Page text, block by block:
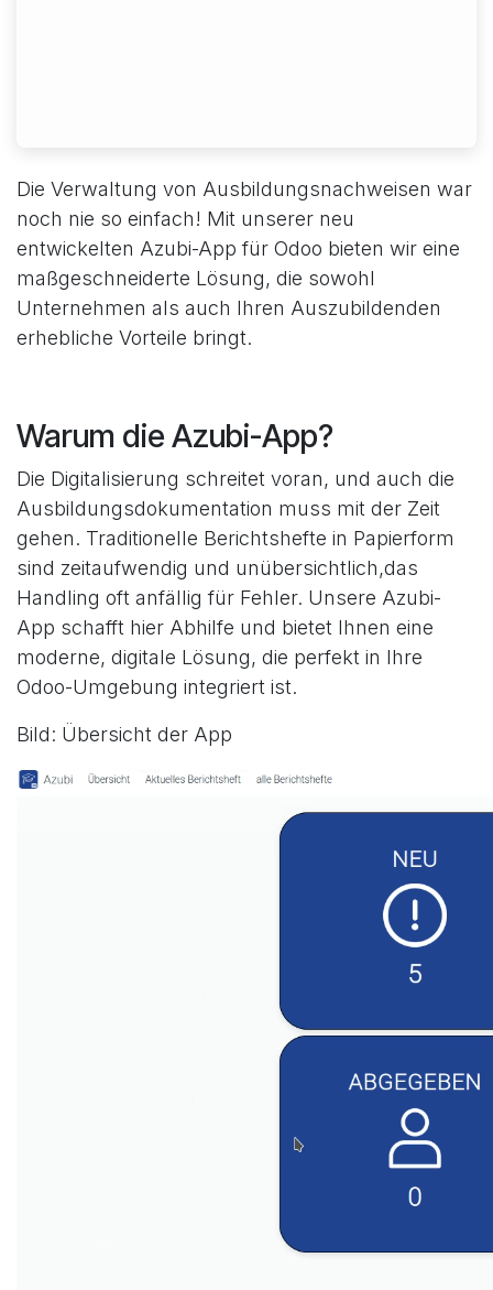
Die Verwaltung von Ausbildungsnachweisen war
noch nie so einfach! Mit unserer neu
entwickelten Azubi-App für Odoo bieten wir eine
maßgeschneiderte Lösung, die sowohl
Unternehmen als auch Ihren Auszubildenden
erhebliche Vorteile bringt.
Warum die Azubi-App?
Die Digitalisierung schreitet voran, und auch die
Ausbildungsdokumentation muss mit der Zeit
gehen. Traditionelle Berichtshefte in Papierform
sind zeitaufwendig und unübersichtlich,das
Handling oft anfällig für Fehler. Unsere Azubi-
App schafft hier Abhilfe und bietet Ihnen eine
moderne, digitale Lösung, die perfekt in Ihre
Odoo-Umgebung integriert ist.
Bild: Übersicht der App